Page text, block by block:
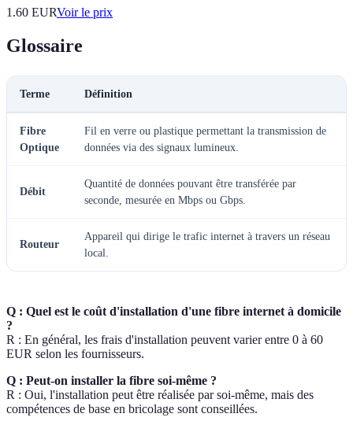
1.60 EURVoir le prix
Glossaire
Terme Définition
Fibre
Optique
Fil en verre ou plastique permettant la transmission de
données via des signaux lumineux.
Débit
Quantité de données pouvant être transférée par
seconde, mesurée en Mbps ou Gbps.
Routeur
Appareil qui dirige le trafic internet à travers un réseau
local.
Q : Quel est le coût d'installation d'une fibre internet à domicile
?
R : En général, les frais d'installation peuvent varier entre 0 à 60
EUR selon les fournisseurs.
Q : Peut-on installer la fibre soi-même ?
R : Oui, l'installation peut être réalisée par soi-même, mais des
compétences de base en bricolage sont conseillées.